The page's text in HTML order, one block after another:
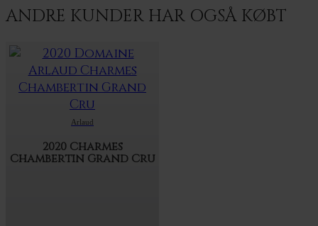
ANDRE KUNDER HAR OGSÅ KØBT
Arlaud
2020 Charmes
Chambertin Grand Cru